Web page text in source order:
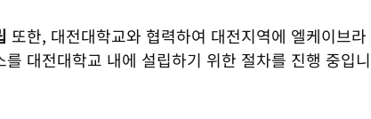
또한, 대전대학교와 협력하여 대전지역에 엘케이브라
대전대학교 내에 설립하기 위한 절차를 진행 중입니